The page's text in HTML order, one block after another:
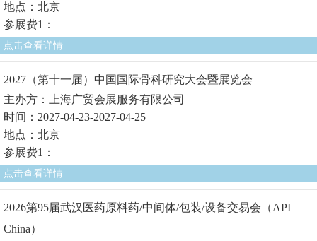
地点：北京
参展费1：
点击查看详情
2027（第十一届）中国国际骨科研究大会暨展览会
主办方：上海广贸会展服务有限公司
时间：2027-04-23-2027-04-25
地点：北京
参展费1：
点击查看详情
2026第95届武汉医药原料药/中间体/包装/设备交易会（API
China）